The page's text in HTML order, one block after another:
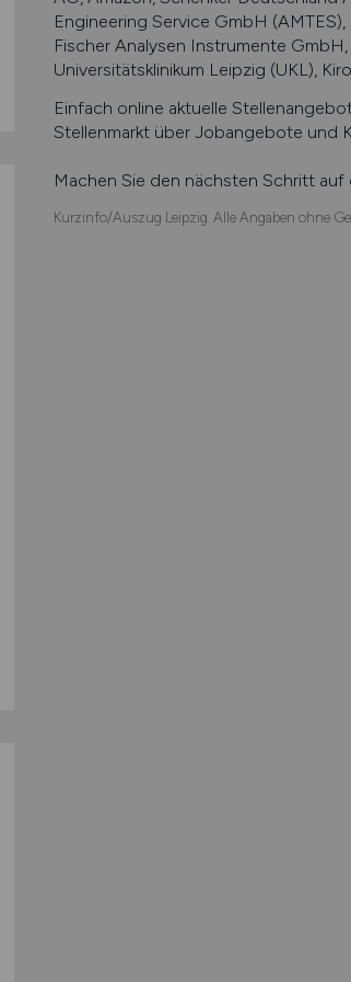
Engineering Service GmbH
Fischer Analysen Instrumente
Universitätsklinikum Leipzig (UKL),
Einfach online aktuelle
Stellenmarkt über Jobangebote und
Machen Sie den nächsten Schritt
Kurzinfo/Auszug Leipzig. Alle Angaben ohne